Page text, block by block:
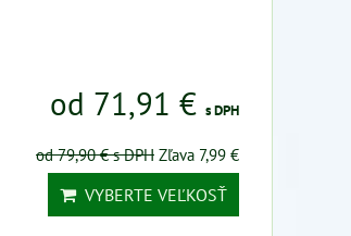
od 71,91 € s DPH
od 79,90 €s DPH Zľava 7,99 €
VYBERTE VEĽKOSŤ